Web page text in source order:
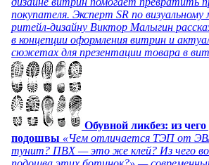
покупателя. Эксперт SR по визуальному
ритейл-дизайну Виктор Малыгин
в концепции оформления витрин и
сюжетах для презентации товара в
Обувной ликбез: из
подошвы «Чем отличается ТЭП от
тунит? ПВХ — это же клей? Из чего